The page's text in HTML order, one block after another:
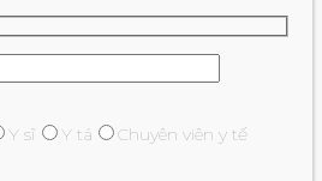
Y sĩ Y tá
Chuyên viên y tế